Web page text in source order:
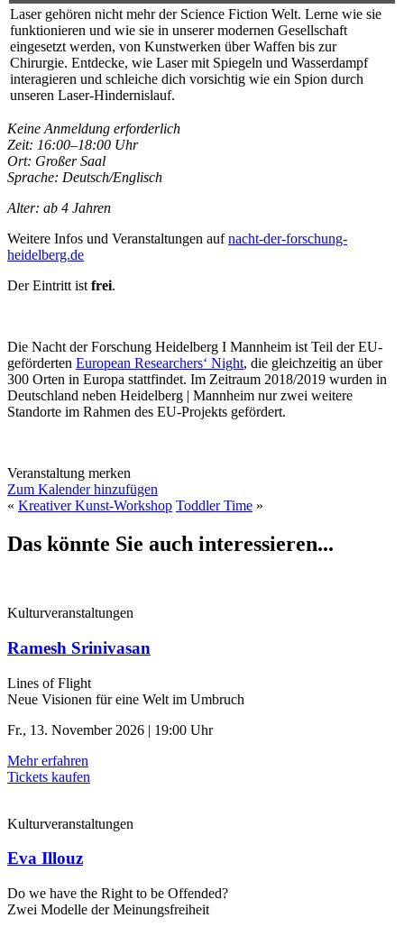
Laser gehören nicht mehr der Science Fiction Welt. Lerne wie sie
funktionieren und wie sie in unserer modernen Gesellschaft
eingesetzt werden, von Kunstwerken über Waffen bis zur
Chirurgie. Entdecke, wie Laser mit Spiegeln und Wasserdampf
interagieren und schleiche dich vorsichtig wie ein Spion durch
unseren Laser-Hindernislauf.
Keine Anmeldung erforderlich
Zeit: 16:00–18:00 Uhr
Ort: Großer Saal
Sprache: Deutsch/Englisch
Alter: ab 4 Jahren
Weitere Infos und Veranstaltungen aufnacht-der-forschung-
heidelberg.de
Der Eintritt istfrei.
Die Nacht der Forschung Heidelberg I Mannheim ist Teil der EU-
geförderten European Researchers‘ Night, die gleichzeitig an über
300 Orten in Europa stattfindet. Im Zeitraum 2018/2019 wurden in
Deutschland neben Heidelberg | Mannheim nur zwei weitere
Standorte im Rahmen des EU-Projekts gefördert.
Veranstaltung merken
Zum Kalender hinzufügen
« Kreativer Kunst-Workshop Toddler Time »
Das könnte Sie auch interessieren...
Kulturveranstaltungen
Ramesh Srinivasan
Lines of Flight
Neue Visionen für eine Welt im Umbruch
Fr., 13. November 2026 | 19:00 Uhr
Mehr erfahren
Tickets kaufen
Kulturveranstaltungen
Eva Illouz
Do we have the Right to be Offended?
Zwei Modelle der Meinungsfreiheit